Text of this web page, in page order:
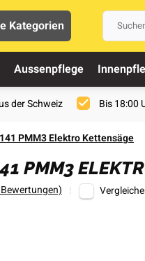
Kategorien
Aussenpflege
der Schweiz Bis 18:00
PMM3 Elektro Kettensäge
PMM3